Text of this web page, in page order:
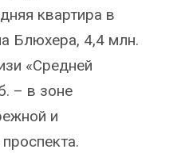
квартира в
Блюхера, 4,4 млн.
«Средней
– в зоне
и